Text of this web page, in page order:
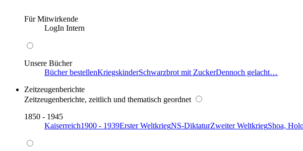
Für Mitwirkende
LogIn Intern
Unsere Bücher
Bücher bestellenKriegskinderSchwarzbrot mit ZuckerDennoch gelacht…
Zeitzeugenberichte
Zeitzeugenberichte, zeitlich und thematisch geordnet
1850 - 1945
Kaiserreich1900 - 1939Erster WeltkriegNS-DiktaturZweiter WeltkriegShoa,